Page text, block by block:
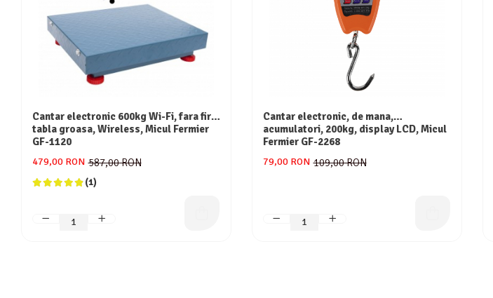
Cantar electronic 600kg Wi-Fi, fara fir,
tabla groasa, Wireless, Micul Fermier
GF-1120
587,00 RON
479,00 RON
(1)
Cantar electronic, de mana,
acumulatori, 200kg, display LCD, Micul
Fermier GF-2268
109,00 RON
79,00 RON